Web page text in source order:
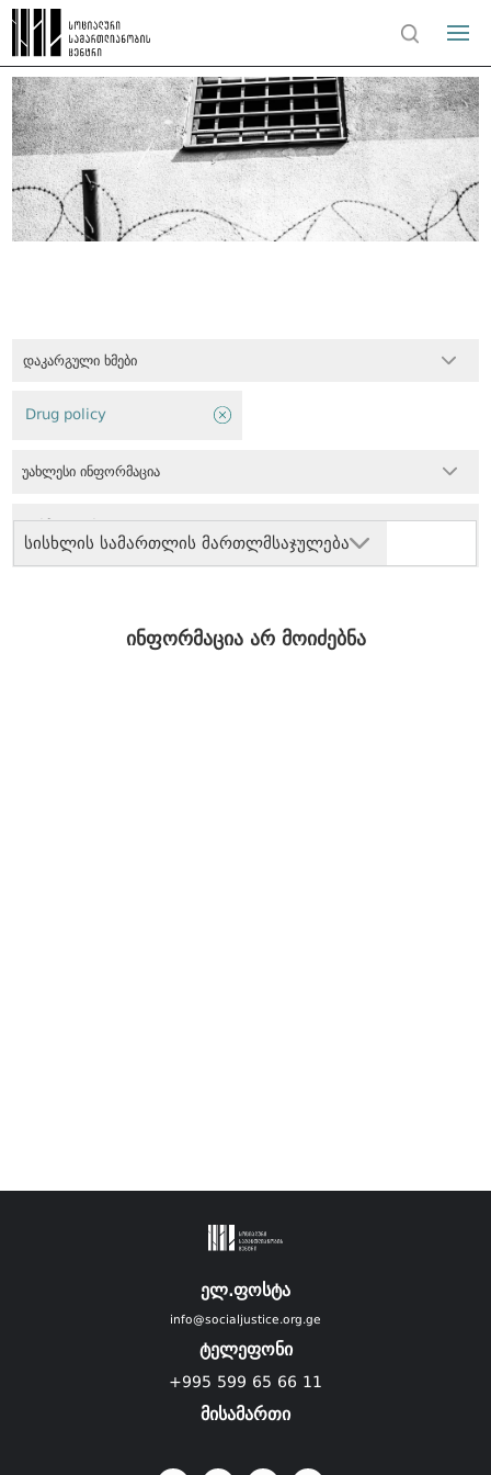
დაკარგული ხმები
სისხლის სამართლის მართლმსაჯულება
Drug policy
უახლესი ინფორმაცია
ინფორმაცია არ მოიძებნა
ელ.ფოსტა
info@socialjustice.org.ge
ტელეფონი
+995 599 65 66 11
მისამართი